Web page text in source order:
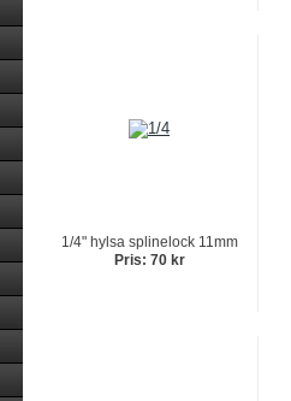
1/4" hylsa splinelock 11mm
Pris: 70 kr